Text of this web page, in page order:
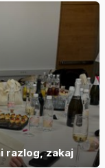
razlog, zakaj